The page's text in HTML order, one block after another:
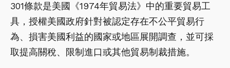
301條款是美國《1974年貿易法》中的重要貿易工
具，授權美國政府針對被認定存在不公平貿易行
為、損害美國利益的國家或地區展開調查，並可採
取提高關稅、限制進口或其他貿易制裁措施。